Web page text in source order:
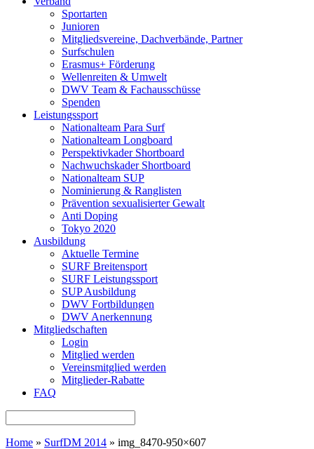
Sportarten
Junioren
Mitgliedsvereine, Dachverbände, Partner
Surfschulen
Erasmus+ Förderung
Wellenreiten & Umwelt
DWV Team & Fachausschüsse
Spenden
Leistungssport
Nationalteam Para Surf
Nationalteam Longboard
Perspektivkader Shortboard
Nachwuchskader Shortboard
Nationalteam SUP
Nominierung & Ranglisten
Prävention sexualisierter Gewalt
Anti Doping
Tokyo 2020
Ausbildung
Aktuelle Termine
SURF Breitensport
SURF Leistungssport
SUP Ausbildung
DWV Fortbildungen
DWV Anerkennung
Mitgliedschaften
Login
Mitglied werden
Vereinsmitglied werden
Mitglieder-Rabatte
FAQ
Home » SurfDM 2014 » img_8470-950×607